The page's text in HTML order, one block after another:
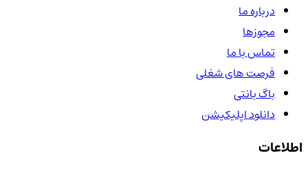
درباره ما
مجوزها
تماس با ما
فرصت های شغلی
باگ بانتی
دانلود اپلیکیشن
اطلاعات